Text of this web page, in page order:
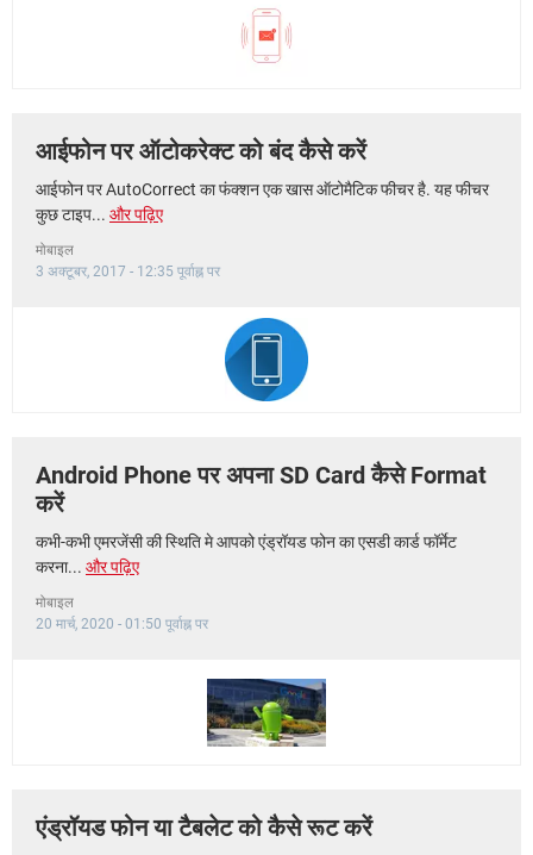
आईफोन पर ऑटोकरेक्ट को बंद कैसे करें
आईफोन पर AutoCorrect का फंक्शन एक खास ऑटोमैटिक फीचर है. यह फीचर
कुछ टाइप... और पढ़िए
मोबाइल
3 अक्टूबर, 2017 - 12:35 पूर्वाह्न पर
Android Phone पर अपना SD Card कैसे Format
करें
कभी-कभी एमरजेंसी की स्थिति मे आपको एंड्रॉयड फोन का एसडी कार्ड फॉर्मेट
करना... और पढ़िए
मोबाइल
20 मार्च, 2020 - 01:50 पूर्वाह्न पर
एंड्रॉयड फोन या टैबलेट को कैसे रूट करें